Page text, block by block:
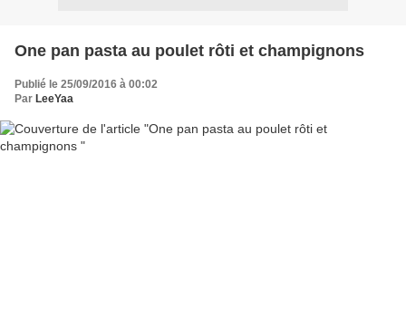
One pan pasta au poulet rôti et champignons
Publié le 25/09/2016 à 00:02
Par LeeYaa